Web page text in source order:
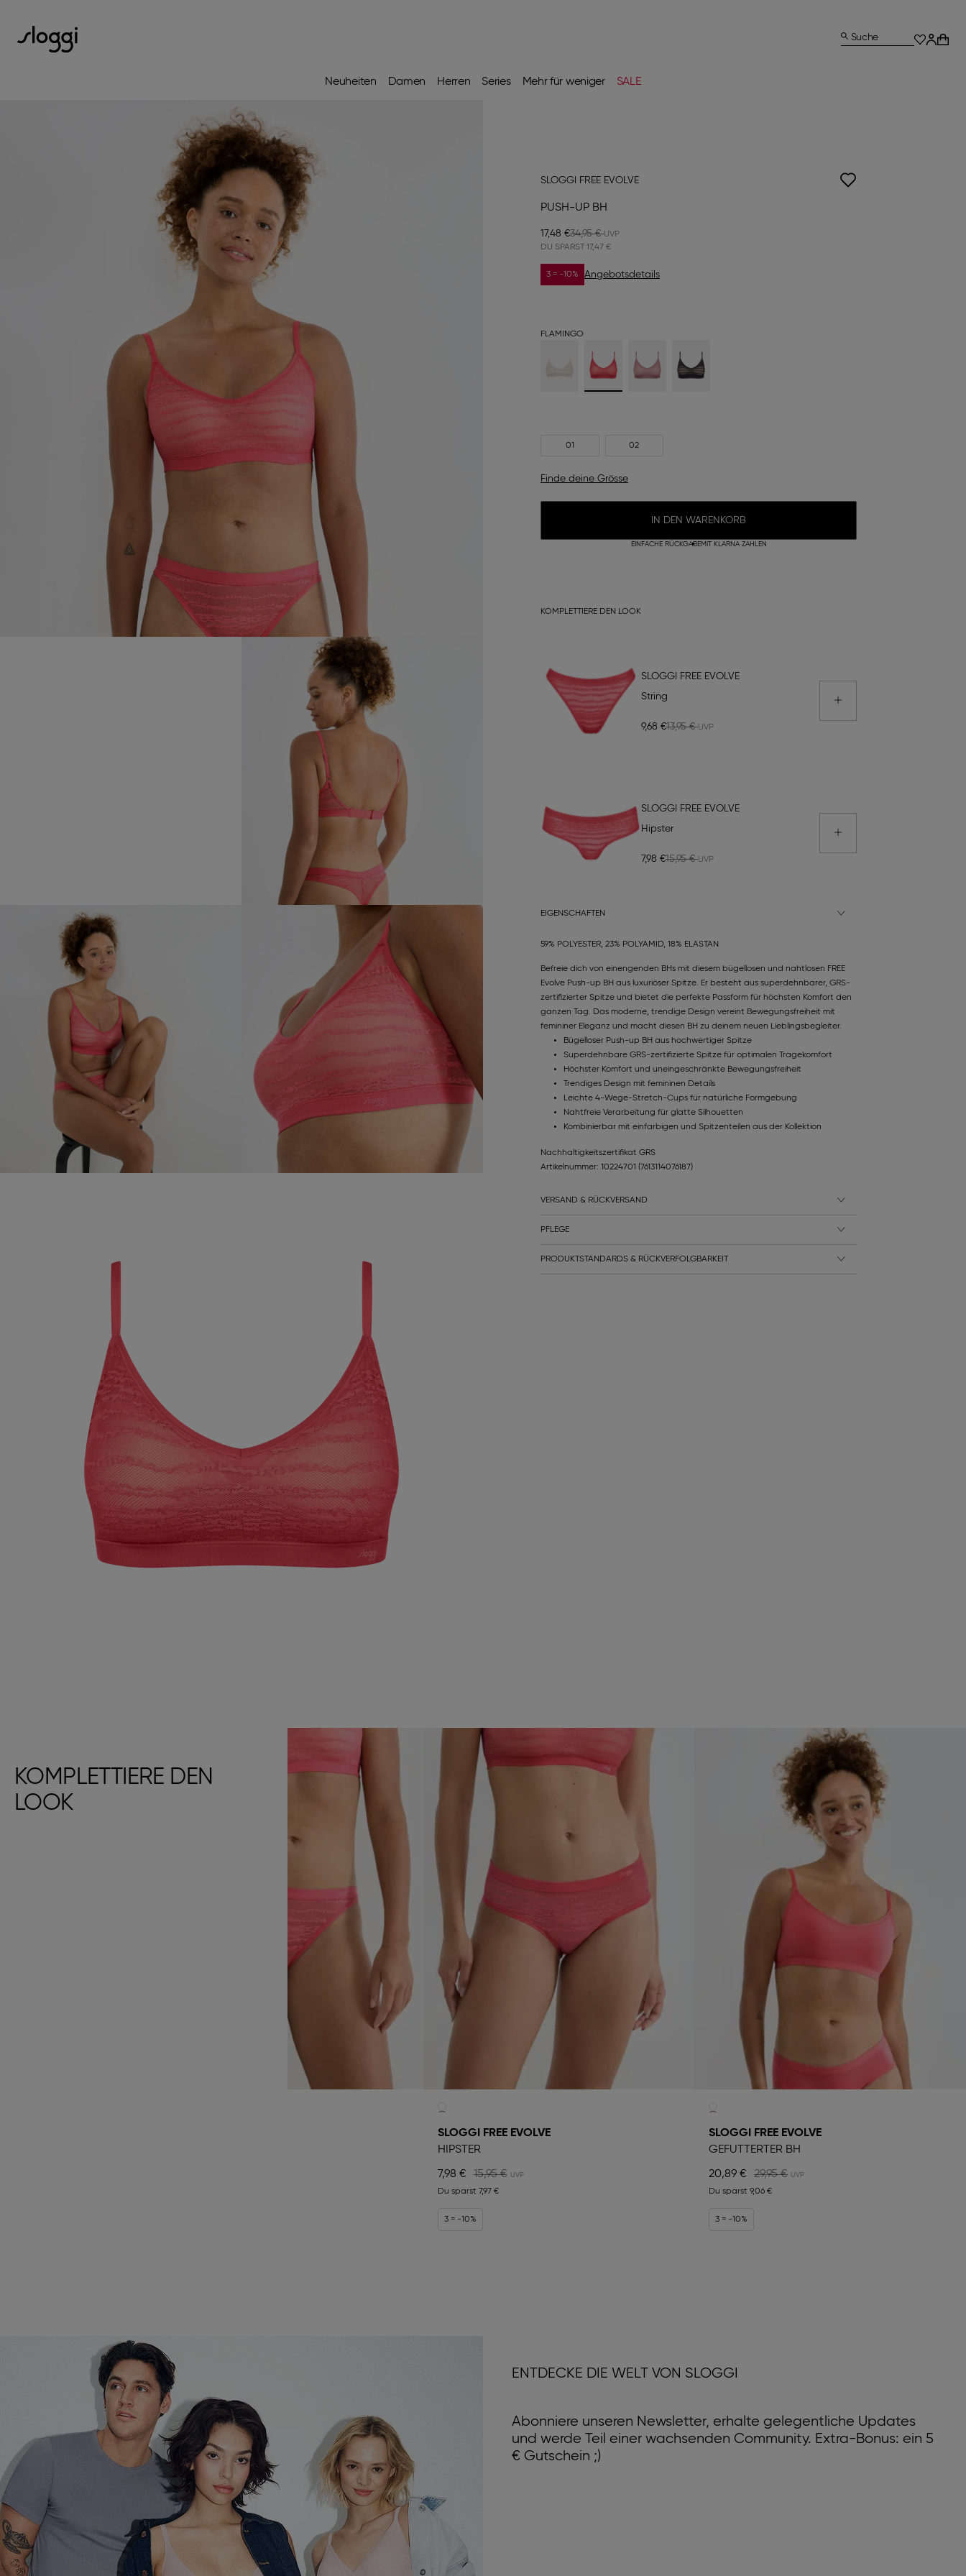
Neuheiten Damen Herren Series Mehr für weniger SALE
Suche
SLOGGI FREE EVOLVE
PUSH-UP BH
17,48 €34,95 €
DU SPARST 17,47 €
3 = -10% Angebotsdetails
FLAMINGO
01 02
Finde deine Grösse
IN DEN WARENKORB
EINFACHE RÜCKGABEMIT KLARNA ZAHLEN
KOMPLETTIERE DEN LOOK
SLOGGI FREE EVOLVE
String
9,68 €13,95 €
SLOGGI FREE EVOLVE
Hipster
7,98 €15,95 €
EIGENSCHAFTEN
59% POLYESTER, 23% POLYAMID, 18% ELASTAN
Befreie dich von einengenden BHs mit diesem bügellosen und nahtlosen FREE
Evolve Push-up BH aus luxuriöser Spitze. Er besteht aus superdehnbarer, GRS-
zertifizierter Spitze und bietet die perfekte Passform für höchsten Komfort den
ganzen Tag. Das moderne, trendige Design vereint Bewegungsfreiheit mit
femininer Eleganz und macht diesen BH zu deinem neuen Lieblingsbegleiter.
Bügelloser Push-up BH aus hochwertiger Spitze
Superdehnbare GRS-zertifizierte Spitze für optimalen Tragekomfort
Höchster Komfort und uneingeschränkte Bewegungsfreiheit
Trendiges Design mit femininen Details
Leichte 4-Wege-Stretch-Cups für natürliche Formgebung
Nahtfreie Verarbeitung für glatte Silhouetten
Kombinierbar mit einfarbigen und Spitzenteilen aus der Kollektion
Nachhaltigkeitszertifikat GRS
Artikelnummer: 10224701 (7613114076187)
VERSAND & RÜCKVERSAND
PFLEGE
PRODUKTSTANDARDS & RÜCKVERFOLGBARKEIT
KOMPLETTIERE DEN
LOOK
SLOGGI FREE EVOLVE
HIPSTER
7,98 € 15,95 €
Du sparst 7,97 €
3 = -10%
SLOGGI FREE EVOLVE
GEFÜTTERTER BH
20,89 € 29,95 €
Du sparst9,06 €
3 = -10%
ENTDECKE DIE WELT VON SLOGGI
Abonniere unseren Newsletter, erhalte gelegentliche Updates
und werde Teil einer wachsenden Community. Extra-Bonus: ein 5
€ Gutschein ;)